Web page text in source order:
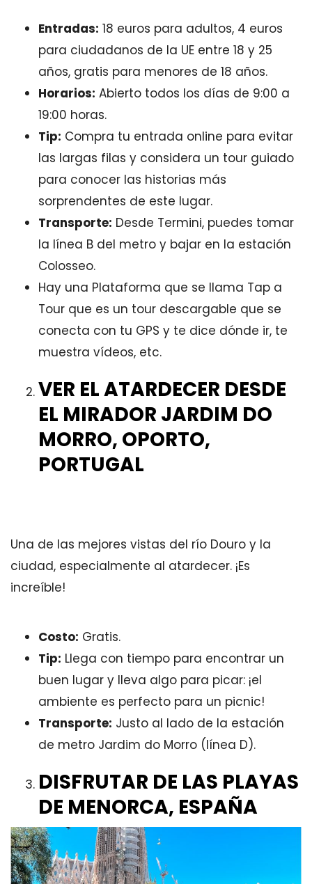
Entradas: 18 euros para adultos, 4 euros
para ciudadanos de la UE entre 18 y 25
años, gratis para menores de 18 años.
Horarios: Abierto todos los días de 9:00 a
19:00 horas.
Tip: Compra tu entrada online para evitar
las largas filas y considera un tour guiado
para conocer las historias más
sorprendentes de este lugar.
Transporte: Desde Termini, puedes tomar
la línea B del metro y bajar en la estación
Colosseo.
Hay una Plataforma que se llama Tap a
Tour que es un tour descargable que se
conecta con tu GPS y te dice dónde ir, te
muestra vídeos, etc.
VER EL ATARDECER DESDE
EL MIRADOR JARDIM DO
MORRO, OPORTO,
PORTUGAL
Una de las mejores vistas del río Douro y la
ciudad, especialmente al atardecer. ¡Es
increíble!
Costo: Gratis.
Tip: Llega con tiempo para encontrar un
buen lugar y lleva algo para picar: ¡el
ambiente es perfecto para un picnic!
Transporte: Justo al lado de la estación
de metro Jardim do Morro (línea D).
DISFRUTAR DE LAS PLAYAS
DE MENORCA, ESPAÑA